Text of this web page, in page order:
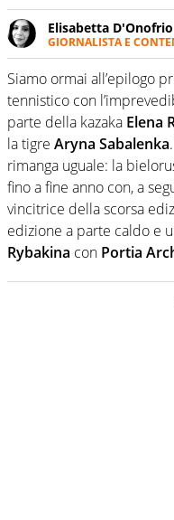
Elisabetta D'Onofrio
GIORNALISTA E
Giornalista
personale e
suoi protagonisti,
nell'ambito della
destra, oggi si
una classifica
Siamo ormai all’epilogo
tennistico con
parte della kazaka Elena
la tigre Aryna Sabalenka
rimanga uguale: la
fino a fine anno con, a
vincitrice della scorsa
edizione a parte caldo e
Rybakina con Portia